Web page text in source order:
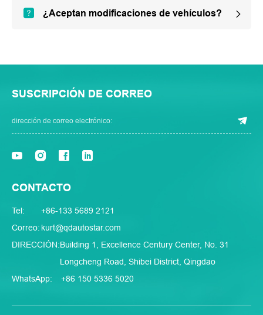
¿Aceptan modificaciones de vehículos?
SUSCRIPCIÓN DE CORREO
CONTACTO
Tel:
+86-133 5689 2121
Correo: kurt@qdautostar.com
DIRECCIÓN:Building 1, Excellence Century Center, No. 31
Longcheng Road, Shibei District, Qingdao
WhatsApp:
+86 150 5336 5020